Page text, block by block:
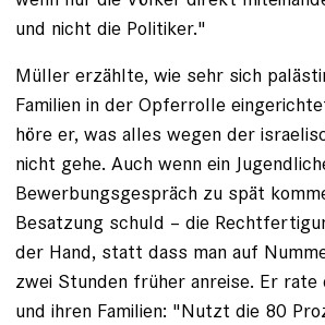
und nicht die Politiker."
Müller erzählte, wie sehr sich
Familien in der Opferrolle
höre er, was alles wegen der
nicht gehe. Auch wenn ein
Bewerbungsgespräch zu spät
Besatzung schuld – die
der Hand, statt dass man auf
zwei Stunden früher anreise. Er rate
und ihren Familien: "Nutzt die 80